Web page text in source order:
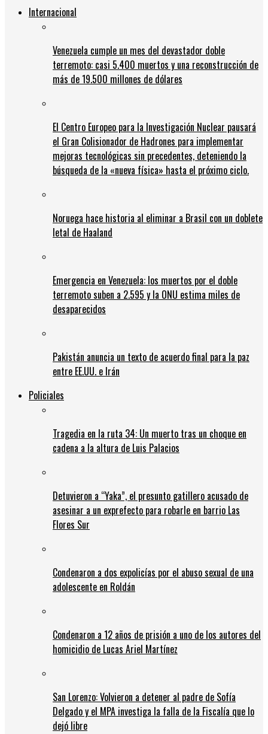
Internacional
Venezuela cumple un mes del devastador doble
terremoto: casi 5.400 muertos y una reconstrucción de
más de 19.500 millones de dólares
El Centro Europeo para la Investigación Nuclear pausará
el Gran Colisionador de Hadrones para implementar
mejoras tecnológicas sin precedentes, deteniendo la
búsqueda de la «nueva física» hasta el próximo ciclo.
Noruega hace historia al eliminar a Brasil con un doblete
letal de Haaland
Emergencia en Venezuela: los muertos por el doble
terremoto suben a 2.595 y la ONU estima miles de
desaparecidos
Pakistán anuncia un texto de acuerdo final para la paz
entre EE.UU. e Irán
Policiales
Tragedia en la ruta 34: Un muerto tras un choque en
cadena a la altura de Luis Palacios
Detuvieron a “Yaka”, el presunto gatillero acusado de
asesinar a un exprefecto para robarle en barrio Las
Flores Sur
Condenaron a dos expolicías por el abuso sexual de una
adolescente en Roldán
Condenaron a 12 años de prisión a uno de los autores del
homicidio de Lucas Ariel Martínez
San Lorenzo: Volvieron a detener al padre de Sofía
Delgado y el MPA investiga la falla de la Fiscalía que lo
dejó libre